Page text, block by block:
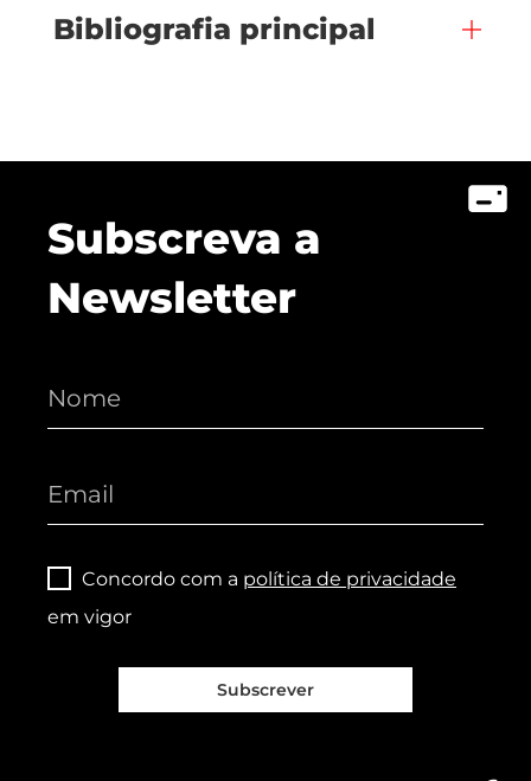
Bibliografia principal
Subscreva a
Newsletter
Concordo com a política de privacidade
em vigor
Subscrever